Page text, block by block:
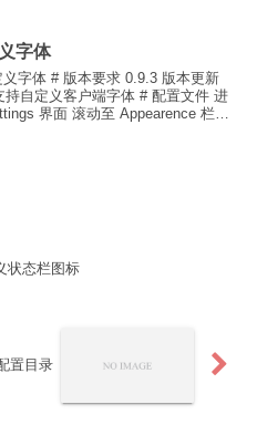
字体
义字体 # 版本要求 0.9.3 版本更新
持自定义客户端字体 # 配置文件 进
界面 滚动至 Appearence 栏
状态栏图标
置目录